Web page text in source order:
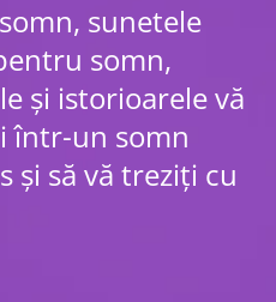
sunetele
somn,
și istorioarele vă
într-un somn
și să vă treziți cu